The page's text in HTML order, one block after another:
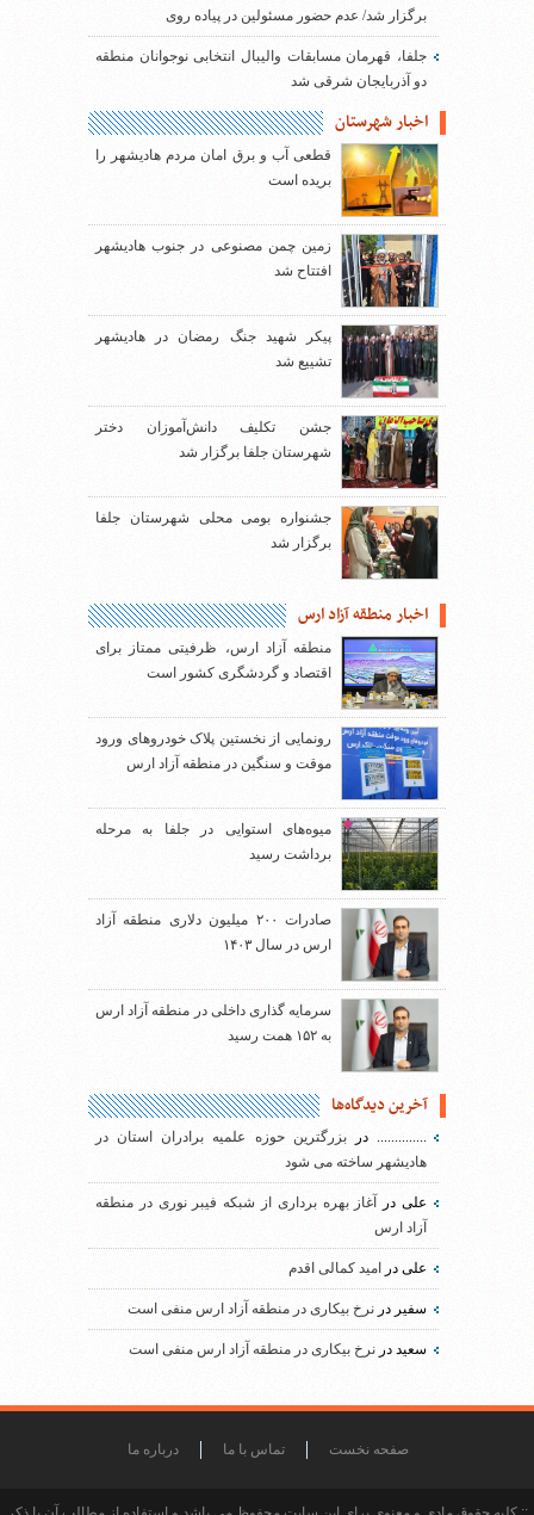
برگزار شد/ عدم حضور مسئولین در پیاده روی
جلفا، قهرمان مسابقات والیبال انتخابی نوجوانان منطقه
دو آذربایجان شرقی شد
اخبار شهرستان
قطعی آب و برق امان مردم هادیشهر را
بریده است
زمین چمن مصنوعی در جنوب هادیشهر
افتتاح شد
پیکر شهید جنگ رمضان در هادیشهر
تشییع شد
جشن تکلیف دانش‌آموزان دختر
شهرستان جلفا برگزار شد
جشنواره بومی محلی شهرستان جلفا
برگزار شد
اخبار منطقه آزاد ارس
منطقه آزاد ارس، ظرفیتی ممتاز برای
اقتصاد و گردشگری کشور است
رونمایی از نخستین پلاک خودروهای ورود
موقت و سنگین در منطقه آزاد ارس
میوه‌های استوایی در جلفا به مرحله
برداشت رسید
صادرات ۲۰۰ میلیون دلاری منطقه آزاد
ارس در سال ۱۴۰۳
سرمایه گذاری داخلی در منطقه آزاد ارس
به ۱۵۲ همت رسید
آخرین دیدگاه‌ها
..............دربزرگترین حوزه علمیه برادران استان در
هادیشهر ساخته می شود
علیدر
آغاز بهره برداری از شبکه فیبر نوری در منطقه
آزاد ارس
علی در امید کمالی اقدم
سفیر در نرخ بیکاری در منطقه آزاد ارس منفی است
سعید در نرخ بیکاری در منطقه آزاد ارس منفی است
صفحه نخست تماس با ما درباره ما